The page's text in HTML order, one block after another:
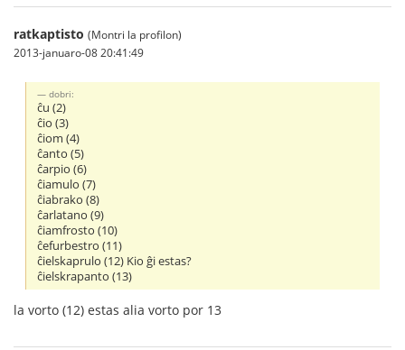
ratkaptisto (Montri la profilon)
2013-januaro-08 20:41:49
dobri:
ĉu (2)
ĉio (3)
ĉiom (4)
ĉanto (5)
ĉarpio (6)
ĉiamulo (7)
ĉiabrako (8)
ĉarlatano (9)
ĉiamfrosto (10)
ĉefurbestro (11)
ĉielskaprulo (12) Kio ĝi estas?
ĉielskrapanto (13)
la vorto (12) estas alia vorto por 13